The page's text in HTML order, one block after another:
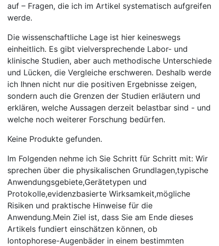
auf – Fragen, die ich im Artikel systematisch aufgreifen
werde.
Die wissenschaftliche⁣ Lage ist hier keineswegs
einheitlich.⁤ Es gibt vielversprechende Labor- und
klinische Studien, aber ​auch⁤ methodische Unterschiede‍
und Lücken, die Vergleiche⁢ erschweren. ⁣Deshalb ​werde⁢
ich ⁣Ihnen‌ nicht nur die positiven Ergebnisse zeigen,
⁢sondern auch die Grenzen der Studien‍ erläutern und
erklären,​ welche Aussagen ‍derzeit ‍belastbar sind -​ und
welche ‌noch‍ weiterer⁤ Forschung bedürfen.
Keine Produkte gefunden.
Im Folgenden nehme ich Sie ​Schritt für Schritt mit: Wir
sprechen über die⁣ physikalischen Grundlagen,typische
Anwendungsgebiete,Gerätetypen​ und ​
Protokolle,evidenzbasierte Wirksamkeit,mögliche
Risiken und praktische Hinweise für die
Anwendung.Mein Ziel ist,⁣ dass ⁢Sie am Ende dieses
Artikels‍ fundiert einschätzen können, ob
Iontophorese-Augenbäder in einem bestimmten